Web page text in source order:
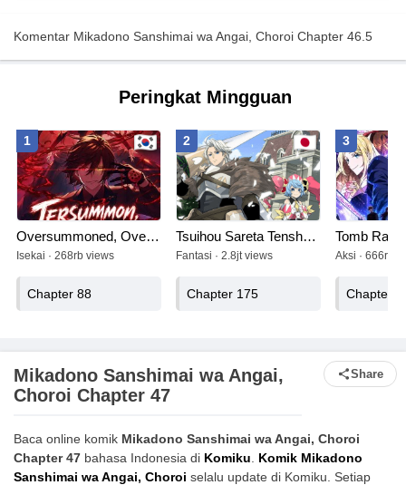
Komentar Mikadono Sanshimai wa Angai, Choroi Chapter 46.5
Peringkat Mingguan
1
Oversummoned, Overpowered, and Over It!
Isekai · 268rb views
Chapter 88
2
Tsuihou Sareta Tenshou Juu Kishi wa Game Chishiki de Musou Suru
Fantasi · 2.8jt views
Chapter 175
3
Tomb
Aksi · 666rb
Chapter
Mikadono Sanshimai wa Angai,
Choroi Chapter 47
Share
Baca online komik Mikadono Sanshimai wa Angai, Choroi
Chapter 47 bahasa Indonesia di Komiku
Komik Mikadono
Sanshimai wa Angai, Choroi selalu update di Komiku. Setiap